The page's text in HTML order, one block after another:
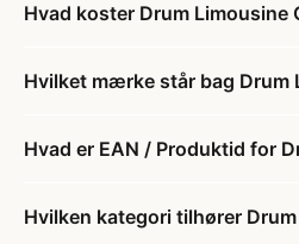
Hvad koster Drum Limousine
Hvilket mærke står bag Drum
Hvad er EAN / Produktid for
Hvilken kategori tilhører